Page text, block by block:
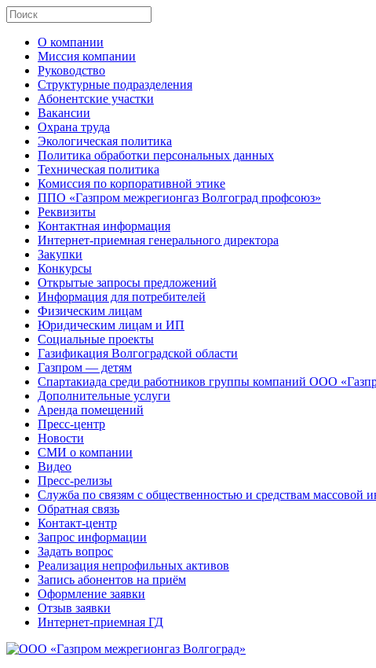
О компании
Миссия компании
Руководство
Структурные подразделения
Абонентские участки
Вакансии
Охрана труда
Экологическая политика
Политика обработки персональных данных
Техническая политика
Комиссия по корпоративной этике
ППО «Газпром межрегионгаз Волгоград профсоюз»
Реквизиты
Контактная информация
Интернет-приемная генерального директора
Закупки
Конкурсы
Открытые запросы предложений
Информация для потребителей
Физическим лицам
Юридическим лицам и ИП
Социальные проекты
Газификация Волгоградской области
Газпром — детям
Спартакиада среди работников группы компаний ООО
Дополнительные услуги
Аренда помещений
Пресс-центр
Новости
СМИ о компании
Видео
Пресс-релизы
Служба по связям с общественностью и средствам массовой
Обратная связь
Контакт-центр
Запрос информации
Задать вопрос
Реализация непрофильных активов
Запись абонентов на приём
Оформление заявки
Отзыв заявки
Интернет-приемная ГД